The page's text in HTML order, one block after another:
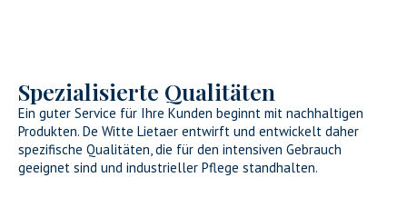
Spezialisierte Qualitäten
Ein guter Service für Ihre Kunden beginnt mit nachhaltigen
Produkten. De Witte Lietaer entwirft und entwickelt daher
spezifische Qualitäten, die für den intensiven Gebrauch
geeignet sind und industrieller Pflege standhalten.